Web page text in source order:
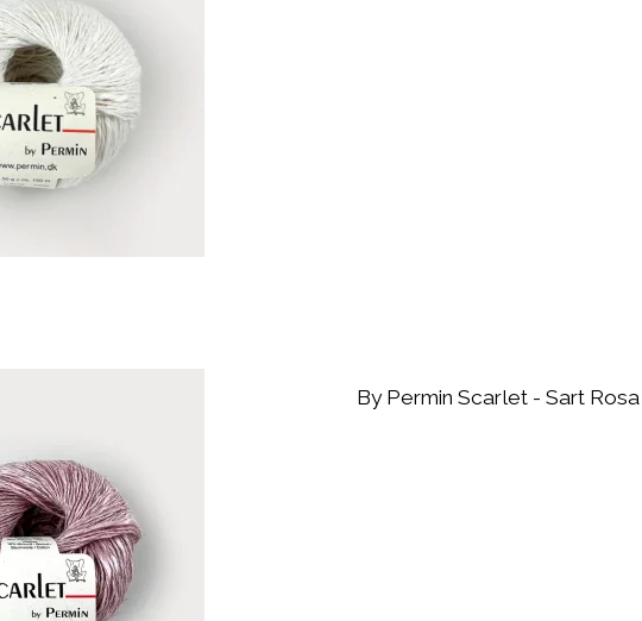
By Permin Scarlet - Sart Rosa